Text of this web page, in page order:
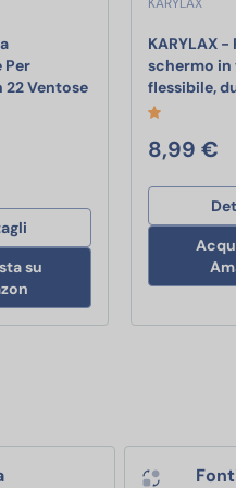
1M+1M For iPhone 14 Pro
fotocamera, action
Per
22 Ventose
Rettangolare Per
su
KARYLAX
schermo in
flessibile,
8,99 €